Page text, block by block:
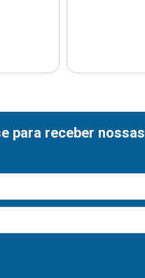
para receber nossas